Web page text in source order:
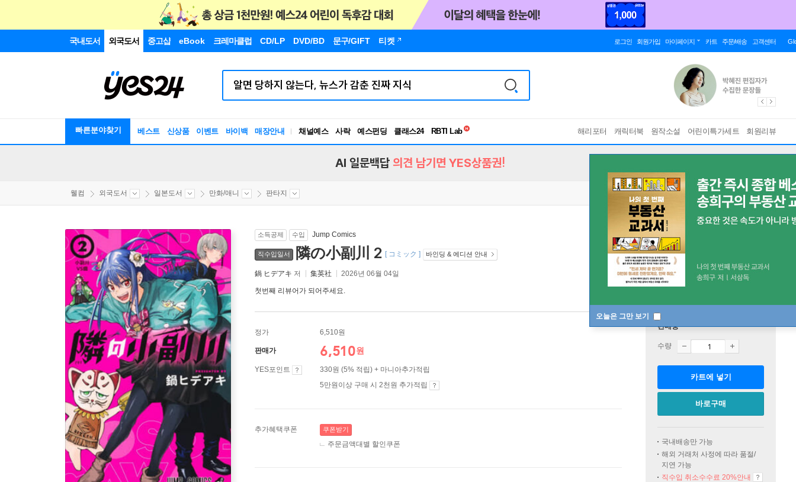
국내도서 외국도서 중고샵 eBook 크레마클럽 CD/LP DVD/BD 문구/GIFT 티켓 로그인 회원가입 마이페이지 카트 주문/배송 고객센터
빠른분야찾기 베스트 신상품 이벤트 바이백 매장안내 채널예스 사락 예스펀딩 클래스24
독서유형검사
해리포터 캐릭터북 원작소설 어린이특가세트 회원리뷰
오늘은 그만 보기
AI 일문백답 의견 남기면 YES상품권!
웰컴 외국도서 일본도서 만화/애니 판타지
소득공제 수입 Jump Comics
직수입일서 隣の小副川 2 [ コミック ] 바인딩 & 에디션 안내
鍋 ヒデアキ 저 集英社 2026년 06월 04일
첫번째 리뷰어가 되어주세요.
정가 6,510원
판매가 6,510원
YES포인트
330원 (5% 적립) + 마니아추가적립
5만원이상 구매 시 2천원 추가적립
추가혜택쿠폰 쿠폰받기
주문금액대별 할인쿠폰
판매중
수량
카트에 넣기
바로구매
국내배송만 가능
해외 거래처 사정에 따라 품절/
지연 가능
직수입 취소수수료 20%안내